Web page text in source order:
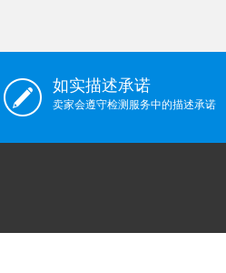
如实描述承诺
卖家会遵守检测服务中的描述承诺